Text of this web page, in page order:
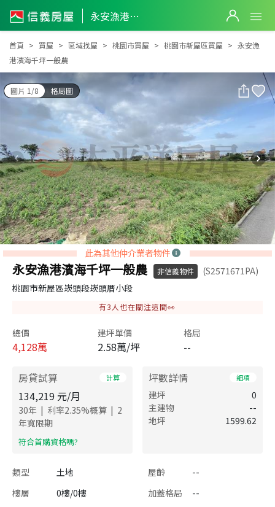
永安漁港濱海千坪一般農
永安漁港濱海千坪一般農
首頁 買屋 區域找屋 桃園市買屋 桃園市新屋區買屋
永安漁
港濱海千坪一般農
圖片 1/8 格局圖
此為其他仲介業者物件
永安漁港濱海千坪一般農 非信義物件
(S2571671PA)
桃園市新屋區崁頭段崁頭厝小段
有3 人也在關注這間👀
總價
4,128萬
建坪單價
2.58萬/坪
格局
--
房貸試算 計算
134,219 元/月
30年 | 利率2.35%概算 | 2
年寬限期
​符合首購資格嗎?
坪數詳情 細項
建坪
0
主建物
--
地坪
1599.62
類型 土地 屋齡
--
樓層
0樓/0樓 加蓋格局
--